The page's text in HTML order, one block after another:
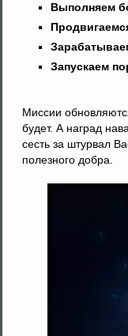
Выполняем
Запускаем
Миссии
будет. А наград
сесть за штурвал
полезного добра.